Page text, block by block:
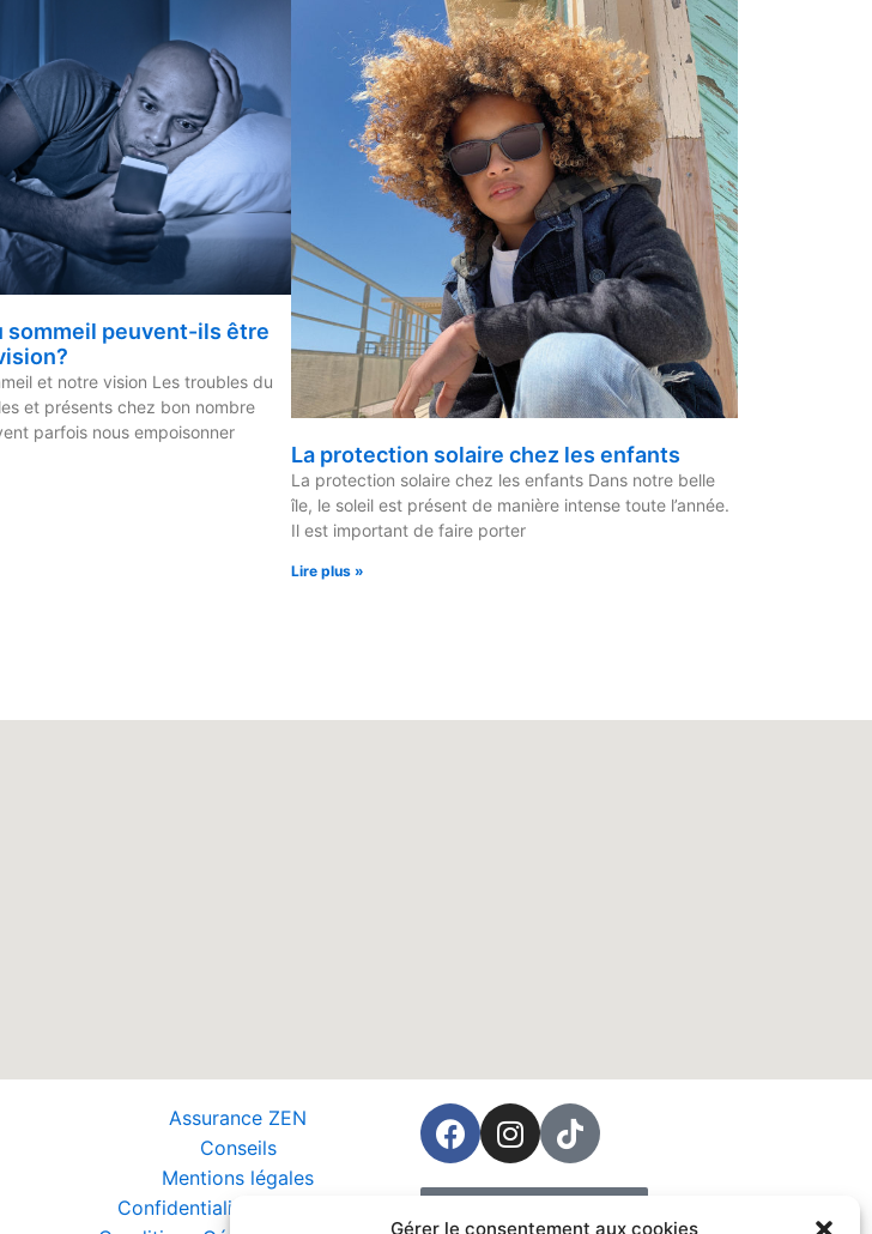
Gérer le consentement aux cookies
sommeil peuvent-ils être
et notre vision Les troubles du
et présents chez bon nombre
parfois nous empoisonner
La protection solaire chez les enfants
La protection solaire chez les enfants Dans notre belle
île, le soleil est présent de manière intense toute l’année.
Il est important de faire porter
Lire plus »
Assurance ZEN
Conseils
Mentions légales
Confidentialité et Données